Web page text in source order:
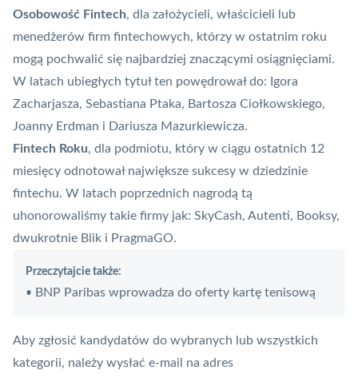
Osobowość Fintech, dla założycieli, właścicieli lub
menedżerów firm fintechowych, którzy w ostatnim roku
mogą pochwalić się najbardziej znaczącymi osiągnięciami.
W latach ubiegłych tytuł ten powędrował do: Igora
Zacharjasza, Sebastiana Ptaka, Bartosza Ciołkowskiego,
Joanny Erdman i Dariusza Mazurkiewicza.
Fintech Roku, dla podmiotu, który w ciągu ostatnich 12
miesięcy odnotował największe sukcesy w dziedzinie
fintechu. W latach poprzednich nagrodą tą
uhonorowaliśmy takie firmy jak: SkyCash, Autenti, Booksy,
dwukrotnie Blik i PragmaGO.
Przeczytajcie także:
• BNP Paribas wprowadza do oferty kartę tenisową
Aby zgłosić kandydatów do wybranych lub wszystkich
kategorii, należy wysłać e-mail na adres